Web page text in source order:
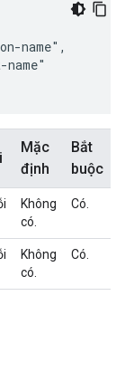
Mặc
định
Bắt
buộc
Không
có.
Có.
Không
có.
Có.